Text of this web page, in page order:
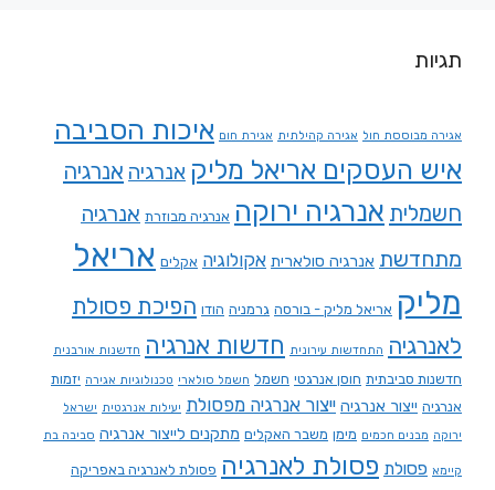
תגיות
אגירה מבוססת חול אגירה קהילתית אגירת חום איכות הסביבה
איש העסקים אריאל מליק אנרגיה אנרגיה
חשמלית אנרגיה ירוקה אנרגיה מבוזרת אנרגיה
מתחדשת אנרגיה סולארית אקולוגיה אקלים אריאל
מליק אריאל מליק - בורסה גרמניה הודו הפיכת פסולת
לאנרגיה התחדשות עירונית חדשות אנרגיה חדשנות אורבנית
חדשנות סביבתית חוסן אנרגטי חשמל חשמל סולארי טכנולוגיות אגירה יזמות
אנרגיה ייצור אנרגיה ייצור אנרגיה מפסולת יעילות אנרגטית ישראל
ירוקה מבנים חכמים מימן משבר האקלים מתקנים לייצור אנרגיה סביבה בת
קיימא פסולת פסולת לאנרגיה פסולת לאנרגיה באפריקה